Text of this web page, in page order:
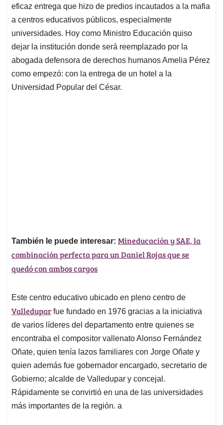
p
p
o
k
I
n
s
eficaz entrega que hizo de predios incautados a la mafia
a centros educativos públicos, especialmente
universidades. Hoy como Ministro Educación quiso
dejar la institución donde será reemplazado por la
abogada defensora de derechos humanos Amelia Pérez
como empezó: con la entrega de un hotel a la
Universidad Popular del César.
También le puede interesar: Mineducación y SAE, la
combinación perfecta para un Daniel Rojas que se
quedó con ambos cargos
Este centro educativo ubicado en pleno centro de
Valledupar fue fundado en 1976 gracias a la iniciativa
de varios líderes del departamento entre quienes se
encontraba el compositor vallenato Alonso Fernández
Oñate, quien tenía lazos familiares con Jorge Oñate y
quien además fue gobernador encargado, secretario de
Gobierno; alcalde de Valledupar y concejal.
Rápidamente se convirtió en una de las universidades
más importantes de la región. a